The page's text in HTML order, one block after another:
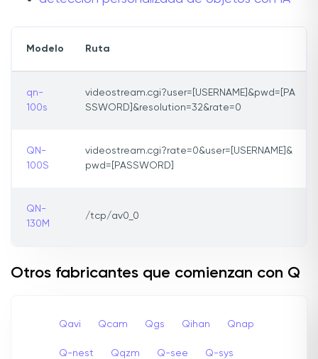
Modelo Ruta
qn-
100s
videostream.cgi?user=[USERNAME]&pwd=[PA
SSWORD]&resolution=32&rate=0
QN-
100S
videostream.cgi?rate=0&user=[USERNAME]&
pwd=[PASSWORD]
QN-
130M
/tcp/av0_0
Otros fabricantes que comienzan con Q
Qavi Qcam Qgs Qihan Qnap
Q-nest Qqzm Q-see Q-sys